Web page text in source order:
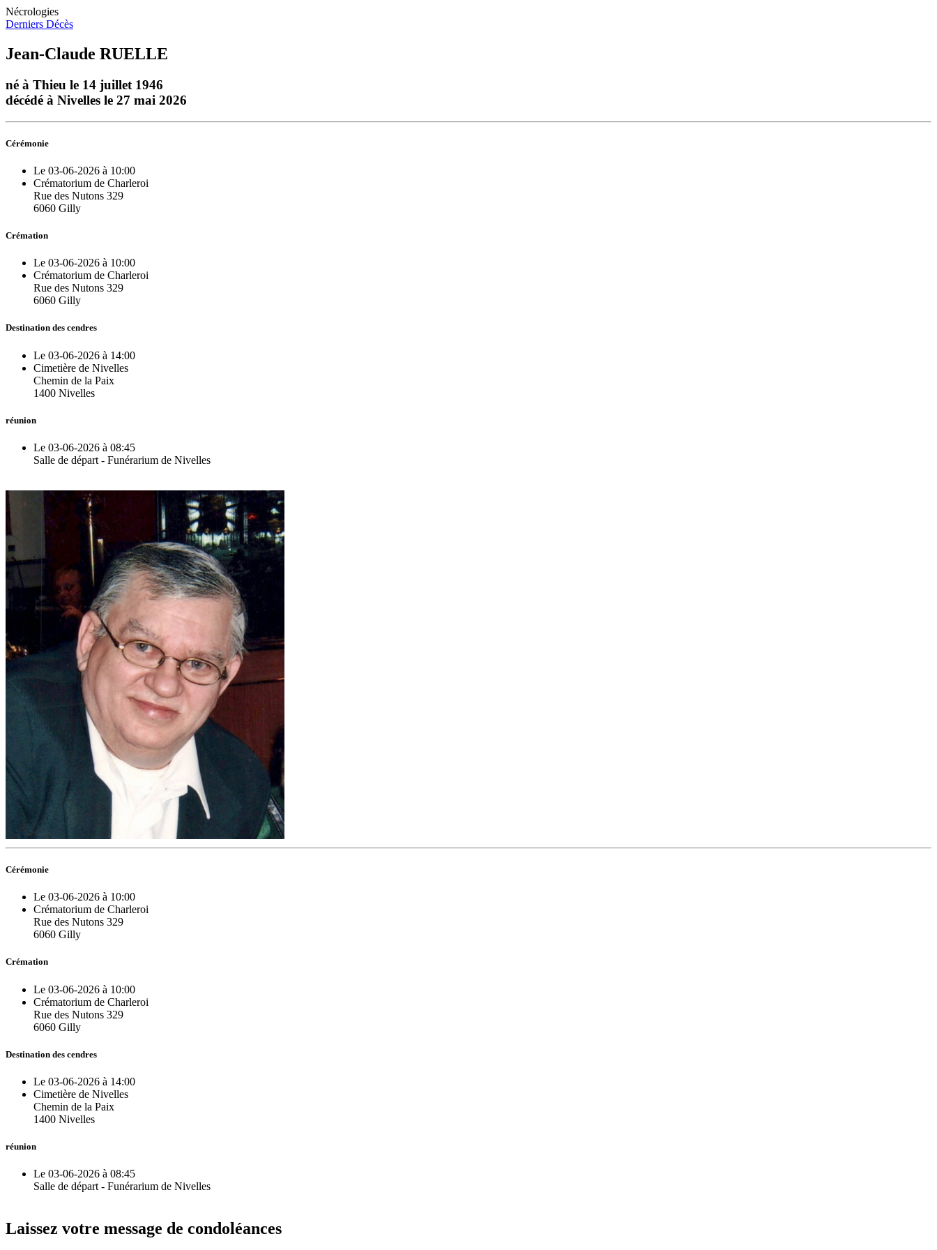
Nécrologies
Derniers Décès
Jean-Claude RUELLE
né à Thieu le 14 juillet 1946
décédé à Nivelles le 27 mai 2026
Cérémonie
Le 03-06-2026 à 10:00
Crématorium de Charleroi
Rue des Nutons 329
6060 Gilly
Crémation
Le 03-06-2026 à 10:00
Crématorium de Charleroi
Rue des Nutons 329
6060 Gilly
Destination des cendres
Le 03-06-2026 à 14:00
Cimetière de Nivelles
Chemin de la Paix
1400 Nivelles
réunion
Le 03-06-2026 à 08:45
Salle de départ - Funérarium de Nivelles
Cérémonie
Le 03-06-2026 à 10:00
Crématorium de Charleroi
Rue des Nutons 329
6060 Gilly
Crémation
Le 03-06-2026 à 10:00
Crématorium de Charleroi
Rue des Nutons 329
6060 Gilly
Destination des cendres
Le 03-06-2026 à 14:00
Cimetière de Nivelles
Chemin de la Paix
1400 Nivelles
réunion
Le 03-06-2026 à 08:45
Salle de départ - Funérarium de Nivelles
Laissez votre message de condoléances